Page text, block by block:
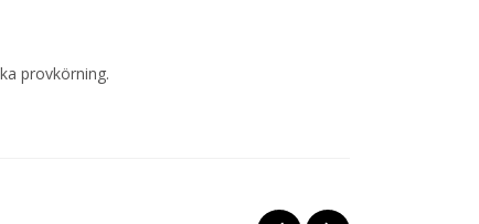
provkörning.